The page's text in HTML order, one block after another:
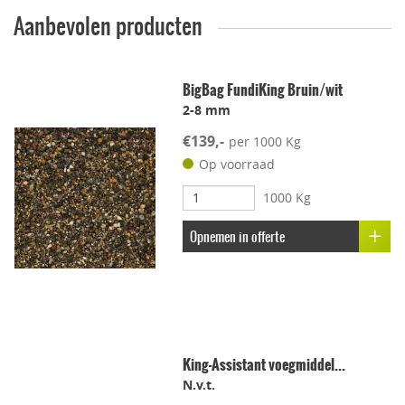
Lichtgewicht
Onderhoudsvriendelijk
Aanbevolen producten
BigBag FundiKing Bruin/wit
2-8 mm
€139,- per 1000 Kg
Op voorraad
1000 Kg
Opnemen in offerte
King-Assistant voegmiddel...
N.v.t.